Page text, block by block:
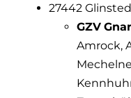
27442
GZV
Amrock,